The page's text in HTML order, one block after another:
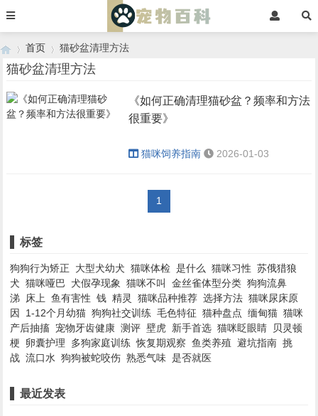
›
首页
›
猫砂盆清理方法
猫砂盆清理方法
《如何正确清理猫砂盆？频率和方法
很重要》
猫咪饲养指南 2026-01-03
1
标签
狗狗行为矫正 大型犬幼犬 猫咪体检 是什么 猫咪习性 苏俄猎狼
犬 猫咪哑巴 犬假孕现象 猫咪不叫 金丝雀体型分类 狗狗流鼻
涕
床上 鱼有害性 钱 精灵 猫咪品种推荐 选择方法 猫咪尿床原
因
1-12个月幼猫 狗狗社交训练 毛色特征 猫种盘点 缅甸猫 猫咪
产后抽搐 宠物牙齿健康 测评 壁虎 新手首选 猫咪眨眼睛
贝灵顿
梗
卵囊护理 多狗家庭训练 恢复期观察 鱼类养殖 避坑指南 挑
战 流口水 狗狗被蛇咬伤 熟悉气味 是否就医
最近发表